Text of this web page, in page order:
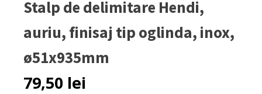
Stalp de delimitare Hendi,
auriu, finisaj tip oglinda, inox,
ø51x935mm
79,50 lei